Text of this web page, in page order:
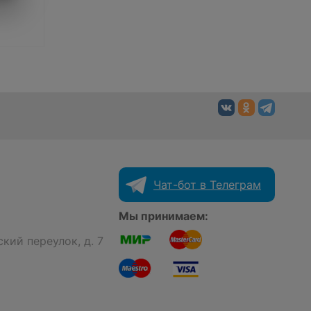
переулок, д. 7
Чат-бот в Телеграм
Мы принимаем: